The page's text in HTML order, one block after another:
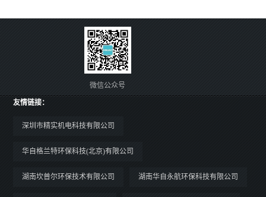
微信公众号
友情链接：
深圳市精实机电科技有限公司
华自格兰特环保科技(北京)有限公司
湖南坎普尔环保技术有限公司 湖南华自永航环保科技有限公司